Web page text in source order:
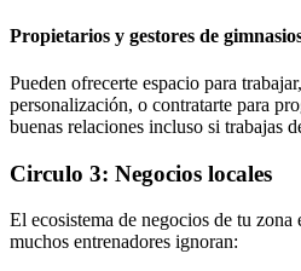
Propietarios y gestores de
Pueden ofrecerte espacio para
personalización, o contratarte para
buenas relaciones incluso si trabajas
Circulo 3: Negocios locales
El ecosistema de negocios de tu zona
muchos entrenadores ignoran: